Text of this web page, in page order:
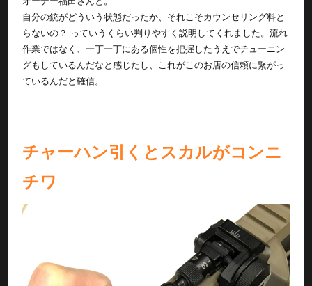
自分の銃がどういう状態だったか、それこそカウンセリング料と
らないの？ っていうくらい判りやすく説明してくれました。流れ
作業ではなく、一丁一丁にある個性を把握したうえでチューニン
グもしているんだなと感じたし、これがこのお店の信頼に繋がっ
ているんだと確信。
チャーハン引くとスカルがコンニ
チワ